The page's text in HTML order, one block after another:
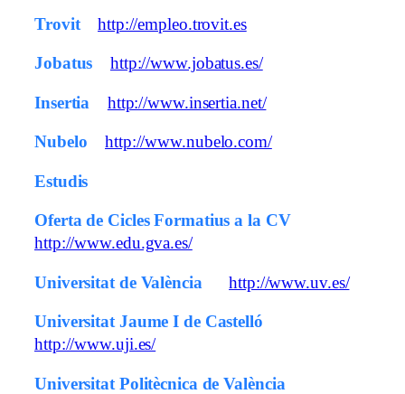
Trovit http://empleo.trovit.es
Jobatus http://www.jobatus.es/
Insertia http://www.insertia.net/
Nubelo http://www.nubelo.com/
Estudis
Oferta de Cicles Formatius a la CV
http://www.edu.gva.es/
Universitat de València http://www.uv.es/
Universitat Jaume I de Castelló
http://www.uji.es/
Universitat Politècnica de València